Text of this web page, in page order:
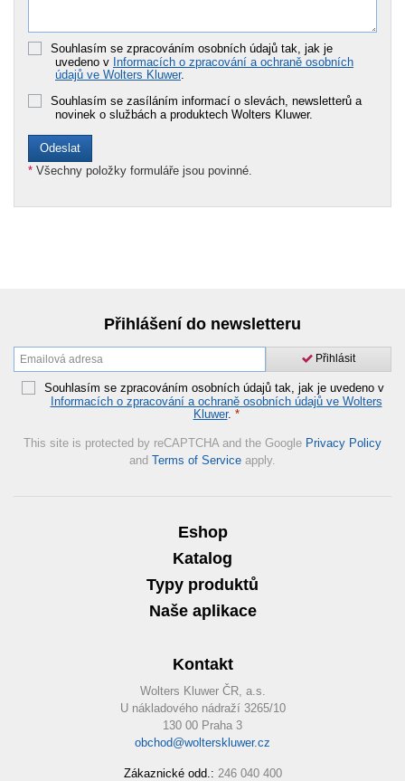
Souhlasím se zpracováním osobních údajů tak, jak je
uvedeno v Informacích o zpracování a ochraně osobních
údajů ve Wolters Kluwer.
Souhlasím se zasíláním informací o slevách, newsletterů a
novinek o službách a produktech Wolters Kluwer.
* Všechny položky formuláře jsou povinné.
Přihlášení do newsletteru
Přihlásit
Souhlasím se zpracováním osobních údajů tak, jak je uvedeno v
Informacích o zpracování a ochraně osobních údajů ve Wolters
Kluwer. *
This site is protected by reCAPTCHA and the Google Privacy Policy
and Terms of Service apply.
Eshop
Katalog
Typy produktů
Naše aplikace
Kontakt
Wolters Kluwer ČR, a.s.
U nákladového nádraží 3265/10
130 00 Praha 3
obchod@wolterskluwer.cz
Zákaznické odd.: 246 040 400